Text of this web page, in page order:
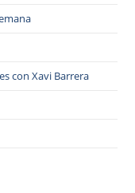
con Xavi Barrera